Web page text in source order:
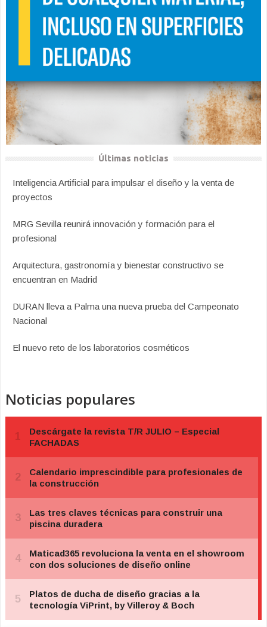
Últimas noticias
Inteligencia Artificial para impulsar el diseño y la venta de
proyectos
MRG Sevilla reunirá innovación y formación para el
profesional
Arquitectura, gastronomía y bienestar constructivo se
encuentran en Madrid
DURAN lleva a Palma una nueva prueba del Campeonato
Nacional
El nuevo reto de los laboratorios cosméticos
Noticias populares